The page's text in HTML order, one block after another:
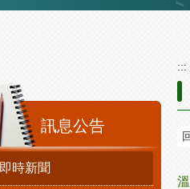
訊息公告
即時新聞
:::